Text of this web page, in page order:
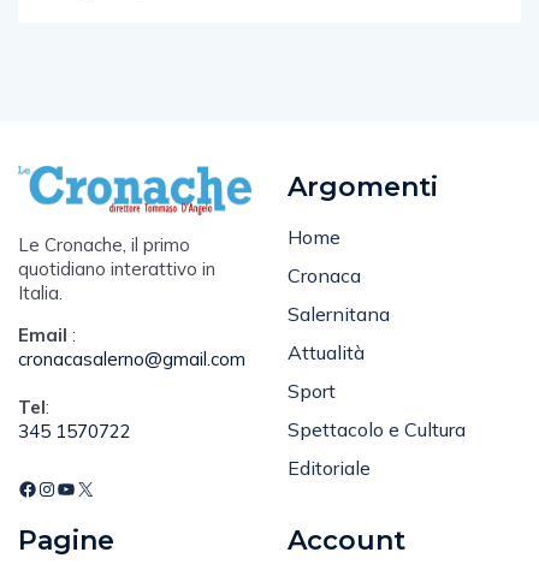
Le Cronache, il primo
quotidiano interattivo in
Italia.
Email :
cronacasalerno@gmail.com
Tel:
345 1570722
Argomenti
Home
Cronaca
Salernitana
Attualità
Sport
Spettacolo e Cultura
Editoriale
Pagine Account